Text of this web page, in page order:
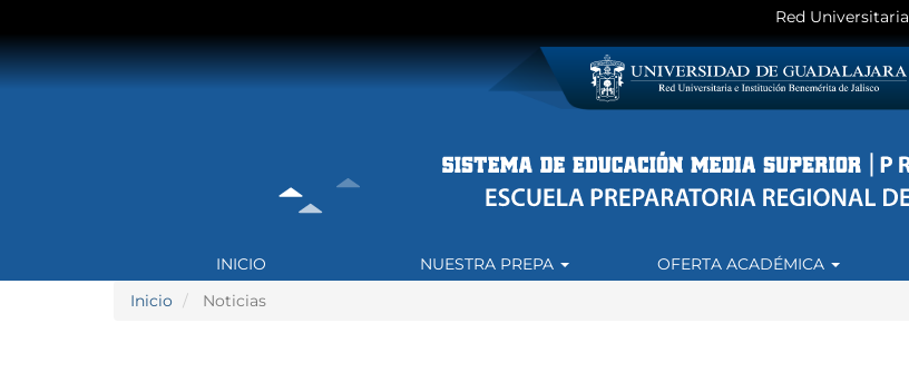
contenido
principal
Red Universitaria
NAVEGACIÓN
PRINCIPAL
INICIO NUESTRA PREPA OFERTA ACADÉMICA
Inicio
Noticias